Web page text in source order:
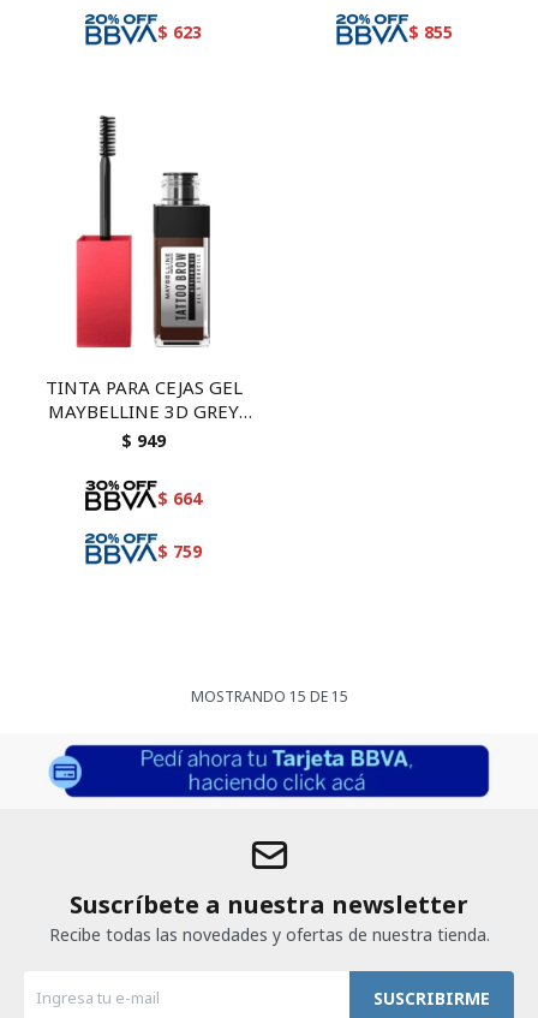
$ 623 $ 855
TINTA PARA CEJAS GEL
MAYBELLINE 3D GREY
BROWN
$ 949
$ 664
$ 759
MOSTRANDO 15 DE 15
Suscríbete a nuestra newsletter
Recibe todas las novedades y ofertas de nuestra tienda.
SUSCRIBIRME